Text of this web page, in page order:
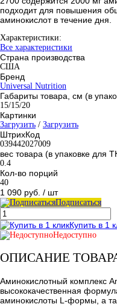
подходит для повышения
аминокислот в течение дня.
Характеристики:
Все характеристики
Страна производства
США
Бренд
Universal Nutrition
Габариты товара, см (в
15/15/20
Картинки
Загрузить / Загрузить
ШтрихКод
039442027009
вес товара (в упаковке для
0.4
Кол-во порций
40
1 090 руб. / шт
Подписаться
Купить в 1
Недоступно
ОПИСАНИЕ
Аминокислотный комплекс
высококачественная
аминокислоты L-формы, а